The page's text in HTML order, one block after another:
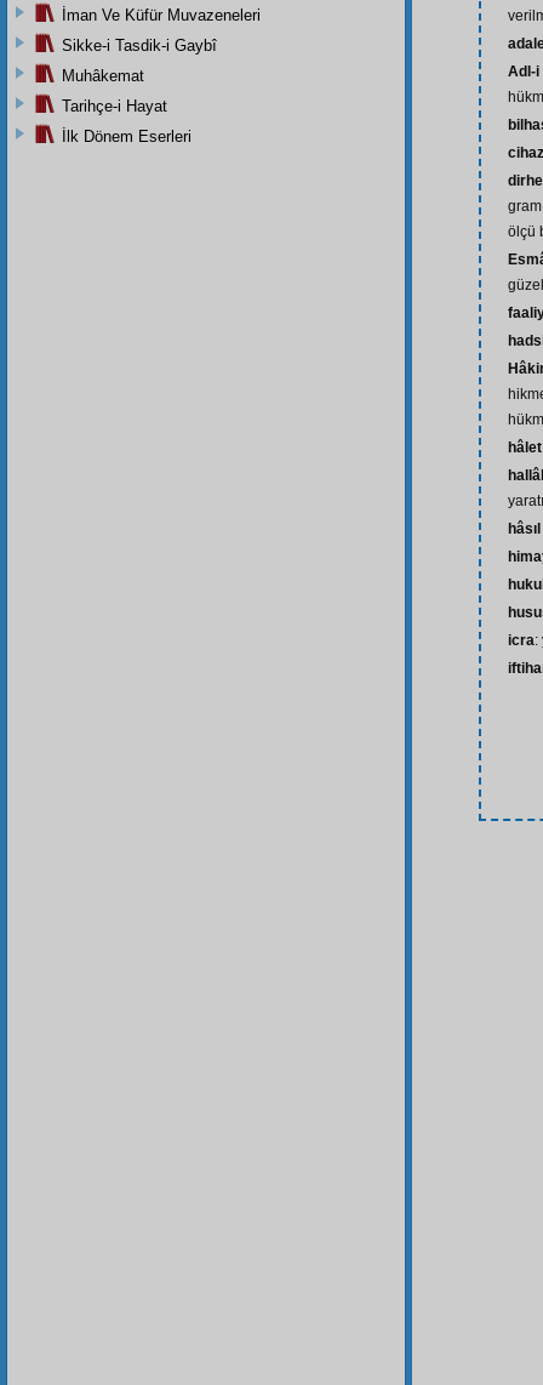
Adl-i
gram
ölçü
hâlet
icra:
İman Ve Küfür Muvazeneleri
Sikke-i Tasdik-i Gaybî
Muhâkemat
Tarihçe-i Hayat
İlk Dönem Eserleri